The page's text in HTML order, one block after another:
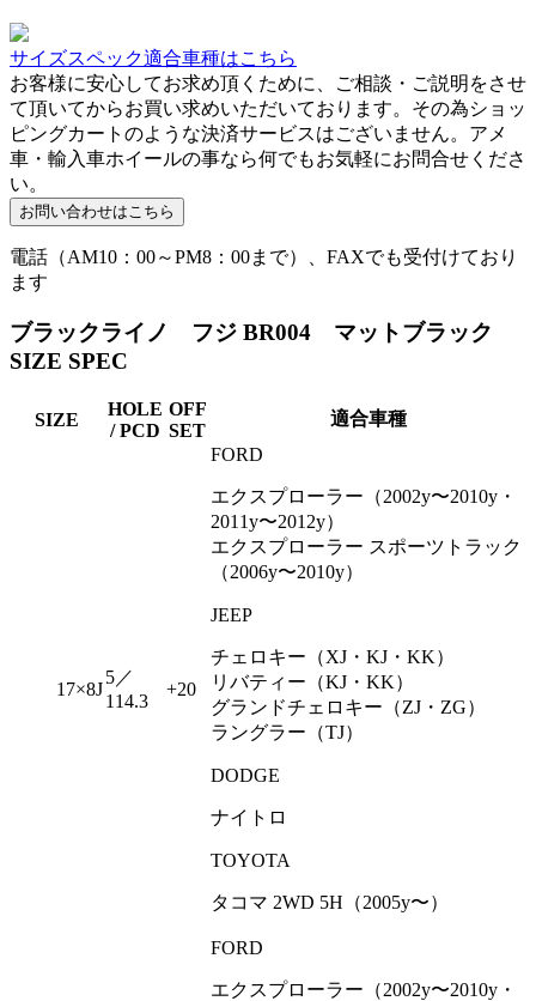
サイズスペック適合車種はこちら
お客様に安心してお求め頂くために、ご相談・ご説明をさせ
て頂いてからお買い求めいただいております。その為ショッ
ピングカートのような決済サービスはございません。アメ
車・輸入車ホイールの事なら何でもお気軽にお問合せくださ
い。
電話（AM10：00～PM8：00まで）、FAXでも受付けており
ます
ブラックライノ フジ BR004 マットブラック
SIZE SPEC
SIZE
HOLE
/ PCD
OFF
SET
適合車種
17×8J
5／
114.3
+20
FORD
エクスプローラー（2002y〜2010y・
2011y〜2012y）
エクスプローラー スポーツトラック
（2006y〜2010y）
JEEP
チェロキー（XJ・KJ・KK）
リバティー（KJ・KK）
グランドチェロキー（ZJ・ZG）
ラングラー（TJ）
DODGE
ナイトロ
TOYOTA
タコマ 2WD 5H（2005y〜）
FORD
エクスプローラー（2002y〜2010y・